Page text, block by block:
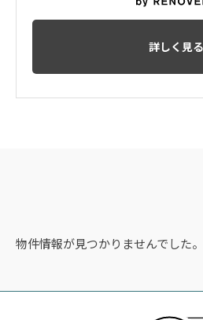
詳しく見る
物件情報が見つかりませんでした。